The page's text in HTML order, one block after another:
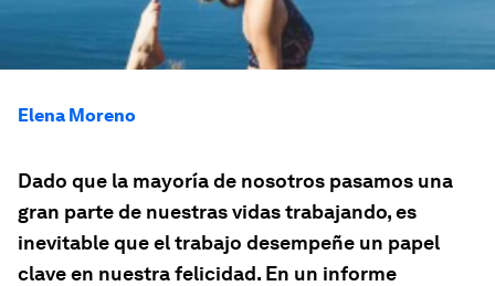
Elena Moreno
Dado que la mayoría de nosotros pasamos una
gran parte de nuestras vidas trabajando, es
inevitable que el trabajo desempeñe un papel
clave en nuestra felicidad. En un informe